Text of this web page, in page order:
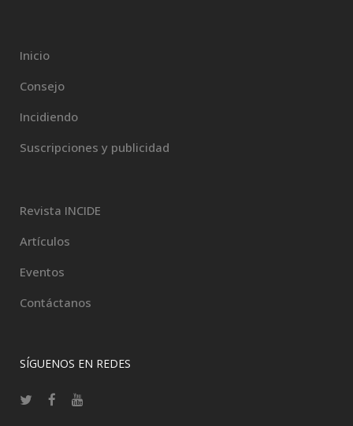
Inicio
Consejo
Incidiendo
Suscripciones y publicidad
Revista INCIDE
Artículos
Eventos
Contáctanos
SÍGUENOS EN REDES